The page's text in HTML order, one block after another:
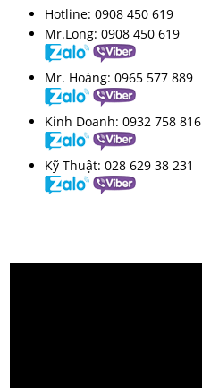
Hotline: 0908 450 619
Mr.Long: 0908 450 619
Mr. Hoàng: 0965 577 889
Kinh Doanh: 0932 758 816
Kỹ Thuật: 028 629 38 231